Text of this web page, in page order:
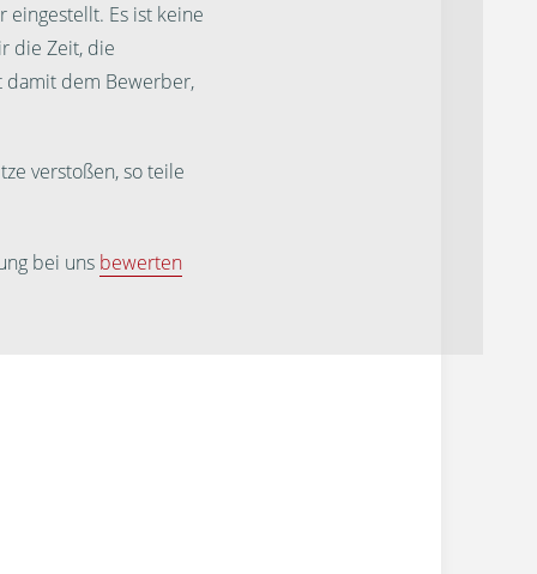
Es ist keine
die Zeit, die
damit dem Bewerber,
verstoßen, so teile
bei uns bewerten